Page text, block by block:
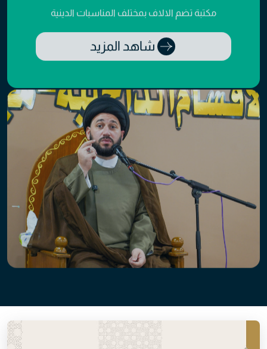
مكتبة تضم الالاف بمختلف المناسبات الدينية
شاهد المزيد